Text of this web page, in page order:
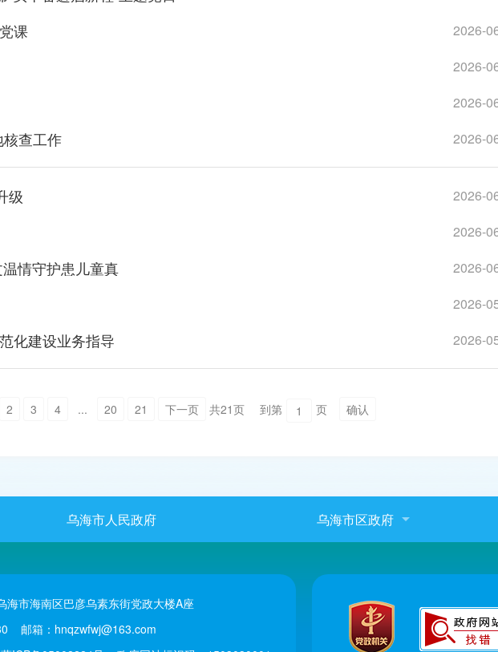
课 2026-
2026-
2026-
查工作 2026-
级 2026-
2026-
情守护患儿童真 2026-
2026-
化建设业务指导 2026-
2 3 4 ... 20 21 下一页 共21页 到第 页 确认
乌海市人民政府 乌海市区政府
市海南区巴彦乌素东街党政大楼A座
邮箱：hnqzwfwj@163.com